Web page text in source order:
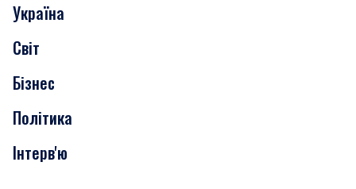
Скандали
Нерухомість
Транспорт
Україна
Світ
Бізнес
Політика
Інтерв'ю